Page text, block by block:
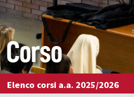
Corso
Elenco corsi a.a. 2025/2026